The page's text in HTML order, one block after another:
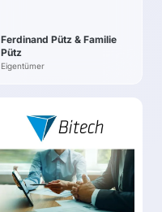
Ferdinand Pütz & Familie
Pütz
Eigentümer
unternehmensweit
verstandene Strategie
Resilient gegenüber
Marktveränderungen
und Skalierbarkeit
schaffen.
Umsetzungskraft
erhöhen
BITECH
Serge N’Silu
ZIELE
Aufbau eines
zukunftssicheren